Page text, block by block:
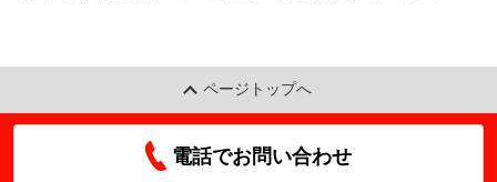
ページトップへ
電話でお問い合わせ